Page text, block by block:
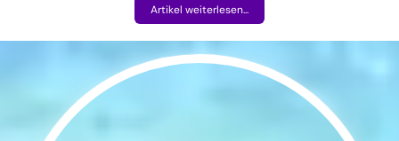
Artikel weiterlesen...